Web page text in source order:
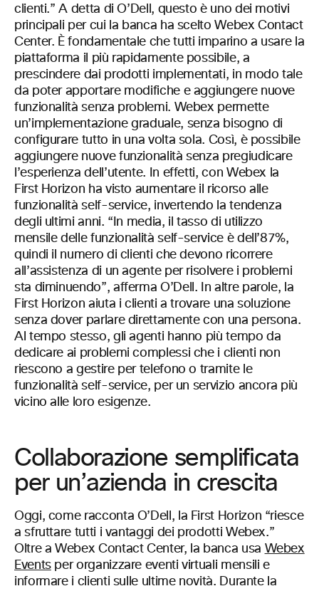
clienti.” A detta di O’Dell, questo è uno dei motivi
principali per cui la banca ha scelto Webex Contact
Center. È fondamentale che tutti imparino a usare la
piattaforma il più rapidamente possibile, a
prescindere dai prodotti implementati, in modo tale
da poter apportare modifiche e aggiungere nuove
funzionalità senza problemi. Webex permette
un’implementazione graduale, senza bisogno di
configurare tutto in una volta sola. Così, è possibile
aggiungere nuove funzionalità senza pregiudicare
l’esperienza dell’utente. In effetti, con Webex la
First Horizon ha visto aumentare il ricorso alle
funzionalità self-service, invertendo la tendenza
degli ultimi anni. “In media, il tasso di utilizzo
mensile delle funzionalità self-service è dell’87%,
quindi il numero di clienti che devono ricorrere
all’assistenza di un agente per risolvere i problemi
sta diminuendo”, afferma O’Dell. In altre parole, la
First Horizon aiuta i clienti a trovare una soluzione
senza dover parlare direttamente con una persona.
Al tempo stesso, gli agenti hanno più tempo da
dedicare ai problemi complessi che i clienti non
riescono a gestire per telefono o tramite le
funzionalità self-service, per un servizio ancora più
vicino alle loro esigenze.
Collaborazione semplificata
per un’azienda in crescita
Oggi, come racconta O’Dell, la First Horizon “riesce
a sfruttare tutti i vantaggi dei prodotti Webex.”
Oltre a Webex Contact Center, la banca usa Webex
Eventsper organizzare eventi virtuali mensili e
informare i clienti sulle ultime novità. Durante la